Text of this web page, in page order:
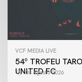
VCF MEDIA LIVE
54º TROFEU
UNITED FC
08 agosto 2026